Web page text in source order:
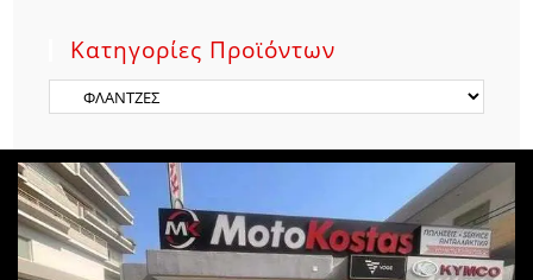
Κατηγορίες Προϊόντων